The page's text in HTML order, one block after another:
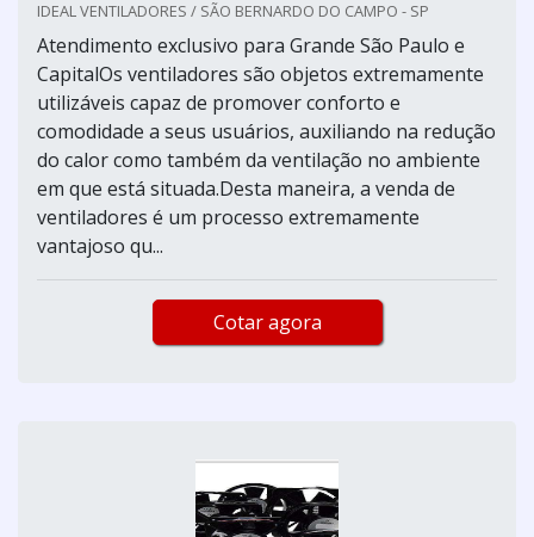
IDEAL VENTILADORES / SÃO BERNARDO DO CAMPO - SP
Atendimento exclusivo para Grande São Paulo e
CapitalOs ventiladores são objetos extremamente
utilizáveis capaz de promover conforto e
comodidade a seus usuários, auxiliando na redução
do calor como também da ventilação no ambiente
em que está situada.Desta maneira, a venda de
ventiladores é um processo extremamente
vantajoso qu...
Cotar agora